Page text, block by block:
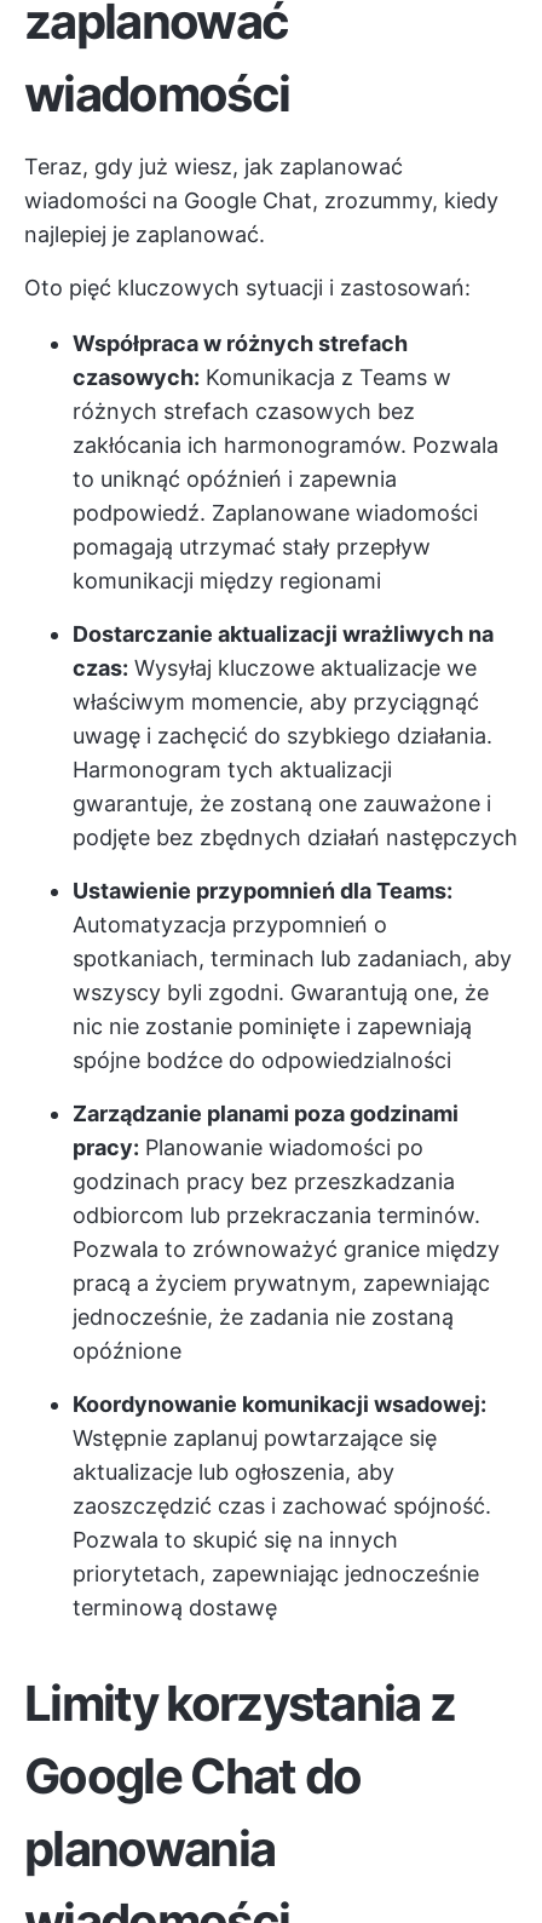
zaplanować
wiadomości
Teraz, gdy już wiesz, jak zaplanować
wiadomości na Google Chat, zrozummy, kiedy
najlepiej je zaplanować.
Oto pięć kluczowych sytuacji i zastosowań:
Współpraca w różnych strefach
czasowych: Komunikacja z Teams w
różnych strefach czasowych bez
zakłócania ich harmonogramów. Pozwala
to uniknąć opóźnień i zapewnia
podpowiedź. Zaplanowane wiadomości
pomagają utrzymać stały przepływ
komunikacji między regionami
Dostarczanie aktualizacji wrażliwych na
czas: Wysyłaj kluczowe aktualizacje we
właściwym momencie, aby przyciągnąć
uwagę i zachęcić do szybkiego działania.
Harmonogram tych aktualizacji
gwarantuje, że zostaną one zauważone i
podjęte bez zbędnych działań następczych
Ustawienie przypomnień dla Teams:
Automatyzacja przypomnień o
spotkaniach, terminach lub zadaniach, aby
wszyscy byli zgodni. Gwarantują one, że
nic nie zostanie pominięte i zapewniają
spójne bodźce do odpowiedzialności
Zarządzanie planami poza godzinami
pracy: Planowanie wiadomości po
godzinach pracy bez przeszkadzania
odbiorcom lub przekraczania terminów.
Pozwala to zrównoważyć granice między
pracą a życiem prywatnym, zapewniając
jednocześnie, że zadania nie zostaną
opóźnione
Koordynowanie komunikacji wsadowej:
Wstępnie zaplanuj powtarzające się
aktualizacje lub ogłoszenia, aby
zaoszczędzić czas i zachować spójność.
Pozwala to skupić się na innych
priorytetach, zapewniając jednocześnie
terminową dostawę
Limity korzystania z
Google Chat do
planowania